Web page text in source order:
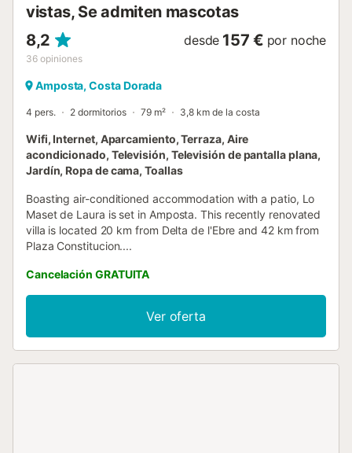
vistas, Se admiten mascotas
8,2
36 opiniones
desde 157 € por noche
Amposta, Costa Dorada
4 pers. 2 dormitorios 79 m² 3,8 km de la costa
Wifi, Internet, Aparcamiento, Terraza, Aire
acondicionado, Televisión, Televisión de pantalla plana,
Jardín, Ropa de cama, Toallas
Boasting air-conditioned accommodation with a patio, Lo
Maset de Laura is set in Amposta. This recently renovated
villa is located 20 km from Delta de l'Ebre and 42 km from
Plaza Constitucion....
Cancelación GRATUITA
Ver oferta